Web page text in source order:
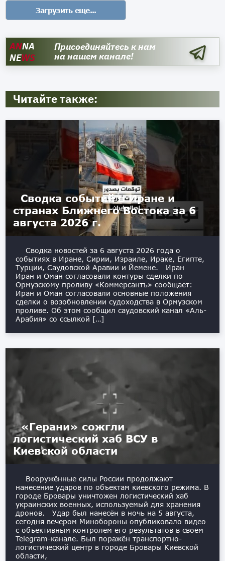
ANNA
NEWS
Присоединяйтесь к нам
на нашем канале!
Читайте также:
Сводка событий в Иране и
странах Ближнего Востока за 6
августа 2026 г.
Сводка новостей за 6 августа 2026 года о
событиях в Иране, Сирии, Израиле, Ираке, Египте,
Турции, Саудовской Аравии и Йемене. Иран
Иран и Оман согласовали контуры сделки по
Ормузскому проливу «Коммерсантъ» сообщает:
Иран и Оман согласовали основные положения
сделки о возобновлении судоходства в Ормузском
проливе. Об этом сообщил саудовский канал «Аль-
Арабия» со ссылкой […]
«Герани» сожгли
логистический хаб ВСУ в
Киевской области
Вооружённые силы России продолжают
нанесение ударов по объектам киевского режима. В
городе Бровары уничтожен логистический хаб
украинских военных, используемый для хранения
дронов. Удар был нанесён в ночь на 5 августа,
сегодня вечером Минобороны опубликовало видео
с объективным контролем его результатов в своём
Telegram-канале. Был поражён транспортно-
логистический центр в городе Бровары Киевской
области,